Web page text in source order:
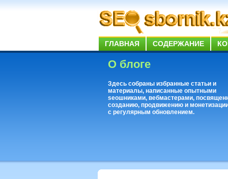
ГЛАВНАЯ СОДЕРЖАНИЕ
О блоге
Здесь собраны избранные статьи и
материалы, написанные опытными
seoшниками, вебмастерами,
созданию, продвижению и
с регулярным обновлением.